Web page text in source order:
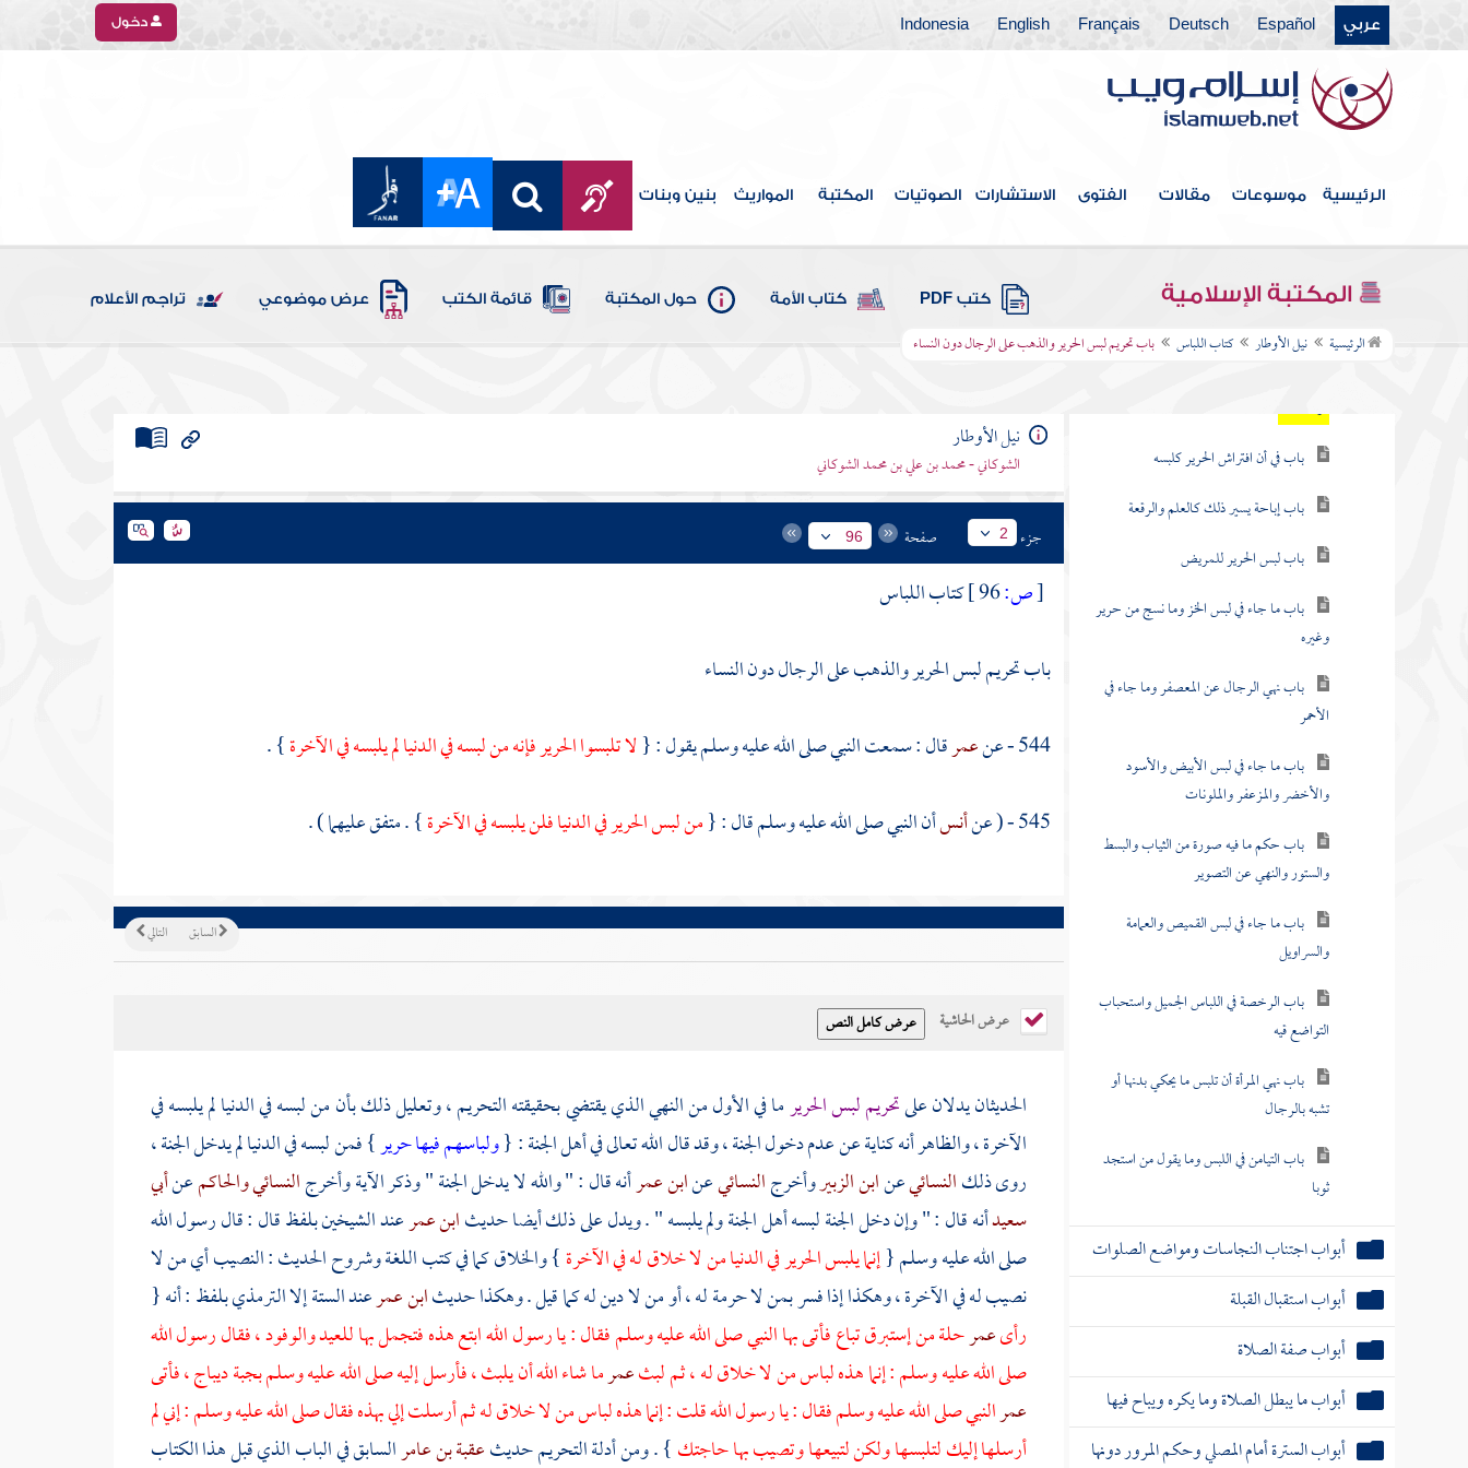
عربي Español
Deutsch
Français
English
Indonesia دخول
الرئيسية موسوعات مقالات الفتوى الاستشارات الصوتيات المكتبة المواريث بنين وبنات
المكتبة الإسلامية كتب PDF كتاب الأمة حول المكتبة قائمة الكتب عرض موضوعي تراجم الأعلام
الرئيسية نيل الأوطار كتاب اللباس باب تحريم لبس الحرير والذهب على الرجال دون النساء
مقدمة الكتاب
كتاب الطهارة
كتاب التيمم
أبواب الحيض والاستحاضة
كتاب النفاس
كتاب الصلاة
كتاب اللباس
دون النساء
باب في أن افتراش الحرير كلبسه
باب إباحة يسير ذلك كالعلم والرقعة
باب لبس الحرير للمريض
باب ما جاء في لبس الخز وما نسج من حرير
وغيره
باب نهي الرجال عن المعصفر وما جاء في
الأحمر
باب ما جاء في لبس الأبيض والأسود
والأخضر والمزعفر والملونات
باب حكم ما فيه صورة من الثياب والبسط
والستور والنهي عن التصوير
باب ما جاء في لبس القميص والعمامة
والسراويل
باب الرخصة في اللباس الجميل واستحباب
التواضع قيه
باب نهي المرأة أن تلبس ما يحكي بدنها أو
تشبه بالرجال
باب التيامن في اللبس وما يقول من استجد
ثوبا
أبواب اجتناب النجاسات ومواضع الصلوات
أبواب استقبال القبلة
أبواب صفة الصلاة
أبواب ما يبطل الصلاة وما يكره ويباح فيها
أبواب السترة أمام المصلي وحكم المرور دونها
نيل الأوطار
الشوكاني - محمد بن علي بن محمد الشوكاني
جزء 2 صفحة 96
[ص:
كتاب اللباس
باب تحريم لبس الحرير والذهب على الرجال دون النساء
544 - عن
عمرقال : سمعت النبي صلى الله عليه وسلم يقول : {لا تلبسوا الحرير فإنه من لبسه في الدنيا لم يلبسه في الآخرة} .
545 - ( عن
أنسأن النبي صلى الله عليه وسلم قال : {من لبس الحرير في الدنيا فلن يلبسه في الآخرة} . متفق عليهما ) .
التالي السابق
عرض الحاشية
الحديثان يدلان علىتحريم لبس الحريرما في الأول من النهي الذي يقتضي بحقيقته التحريم ، وتعليل ذلك بأن من لبسه في الدنيا لم يلبسه في
الآخرة ، والظاهر أنه كناية عن عدم دخول الجنة ، وقد قال الله تعالى في أهل الجنة : {ولباسهم فيها حرير} فمن لبسه في الدنيا لم يدخل الجنة ،
روى ذلكالنسائيعنابن الزبيروأخرجالنسائيعنابن عمرأنه قال : " والله لا يدخل الجنة " وذكر الآية وأخرجالنسائيوالحاكمعنأبي
سعيدأنه قال : " وإن دخل الجنة لبسه أهل الجنة ولم يلبسه " . ويدل على ذلك أيضا حديثابن عمرعند الشيخين بلفظ قال : قال رسول الله
صلى الله عليه وسلم {إنما يلبس الحرير في الدنيا من لا خلاق له في الآخرة} والخلاق كما في كتب اللغة وشروح الحديث : النصيب أي من لا
نصيب له في الآخرة ، وهكذا إذا فسر بمن لا حرمة له ، أو من لا دين له كما قيل . وهكذا حديثابن عمرعند الستة إلاالترمذيبلفظ : أنه {
رأىعمرحلة من إستبرق تباع فأتى بها النبي صلى الله عليه وسلم فقال : يا رسول الله ابتع هذه فتجمل بها للعيد والوفود ، فقال رسول الله
صلى الله عليه وسلم : إنما هذه لباس من لا خلاق له ، ثم لبثعمرما شاء الله أن يلبث ، فأرسل إليه صلى الله عليه وسلم بجبة ديباج ، فأتى
عمرالنبي صلى الله عليه وسلم فقال : يا رسول الله قلت : إنما هذه لباس من لا خلاق له ثم أرسلت إلي بهذه فقال صلى الله عليه وسلم : إني لم
أرسلها إليك لتلبسها ولكن لتبيعها وتصيب بها حاجتك} . ومن أدلة التحريم حديثعقبة بن عامرالسابق في الباب الذي قبل هذا الكتاب